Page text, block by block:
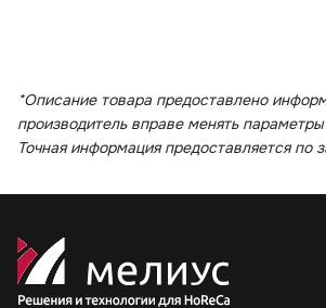
*Описание товара предоставлено
производитель вправе менять
Точная информация предоставляется по